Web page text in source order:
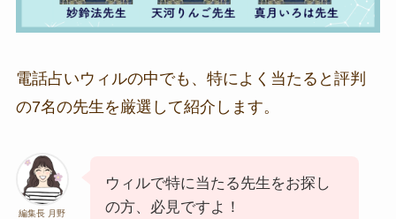
電話占いウィルの中でも、特によく当たると評判
の7名の先生を厳選して紹介します。
編集長 月野
ウィルで特に当たる先生をお探し
の方、必見ですよ！